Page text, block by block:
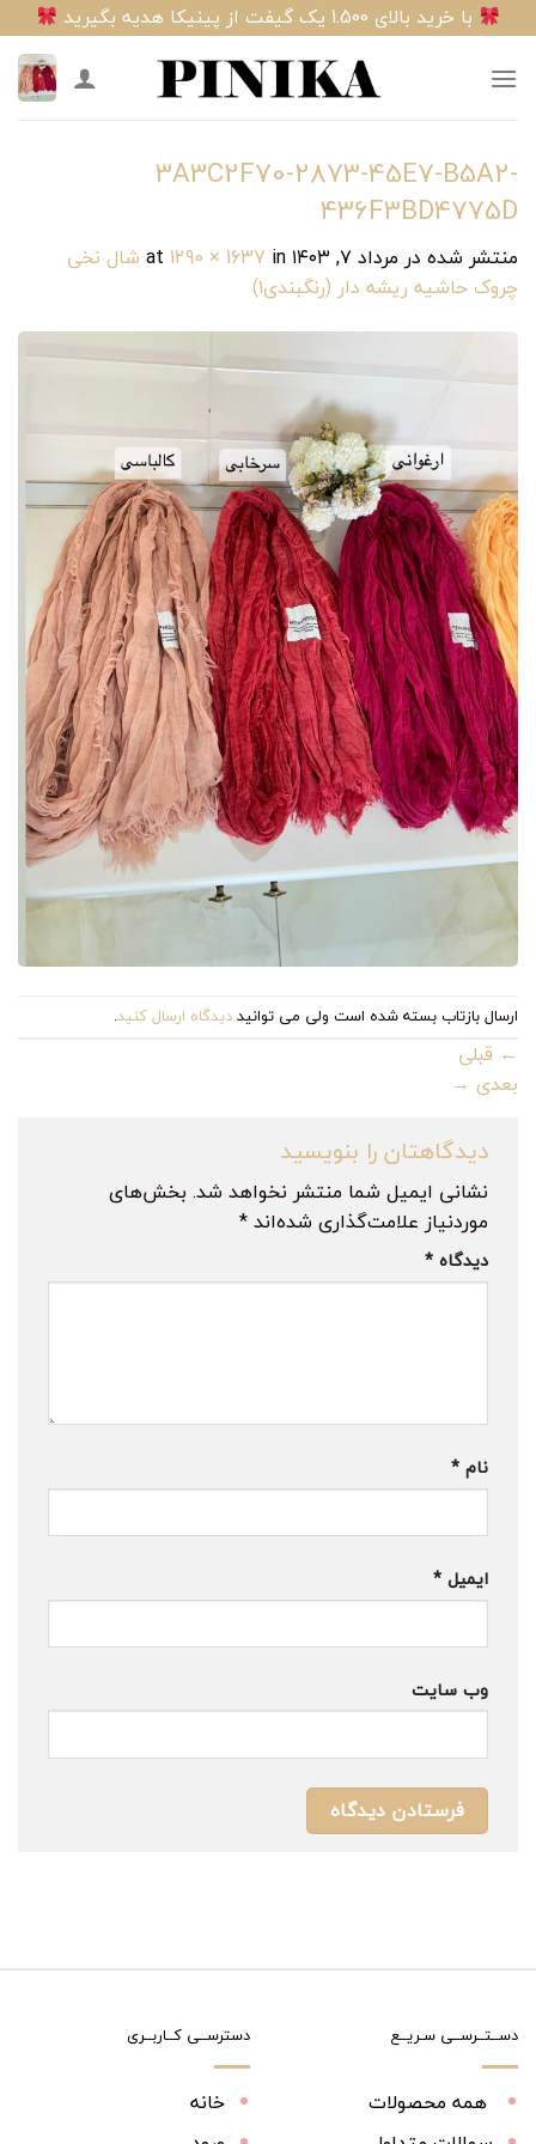
to
content
با خرید بالای 1.500 یک گیفت از پینیکا هدیه بگیرید
3A3C2F70-2873-45E7-B5A2-
436F3BD4775D
منتشر شده در مرداد ۷, ۱۴۰۳ 1290 × 1637 in
شال نخی
چروک حاشیه ریشه دار (رنگبندی۱)
ارسال بازتاب بسته شده است ولی می توانیددیدگاه ارسال کنید.
← قبلی
بعدی →
دیدگاهتان را بنویسید
نشانی ایمیل شما منتشر نخواهد شد. بخش‌های
موردنیاز علامت‌گذاری شده‌اند*
دیدگاه *
نام *
ایمیل *
وب‌ سایت
دســتــرســی سـریــع
همه محصولات
دسترســی کــاربــری
خانه